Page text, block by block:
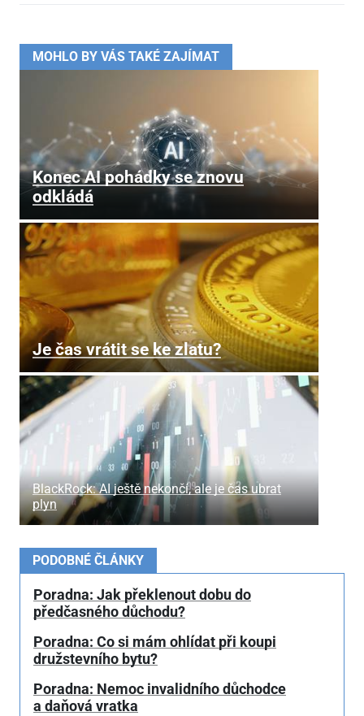
MOHLO BY VÁS TAKÉ ZAJÍMAT
Konec AI pohádky se znovu
odkládá
Je čas vrátit se ke zlatu?
BlackRock: AI ještě nekončí, ale je čas ubrat
plyn
PODOBNÉ ČLÁNKY
Poradna: Jak překlenout dobu do
předčasného důchodu?
Poradna: Co si mám ohlídat při koupi
družstevního bytu?
Poradna: Nemoc invalidního důchodce
a daňová vratka